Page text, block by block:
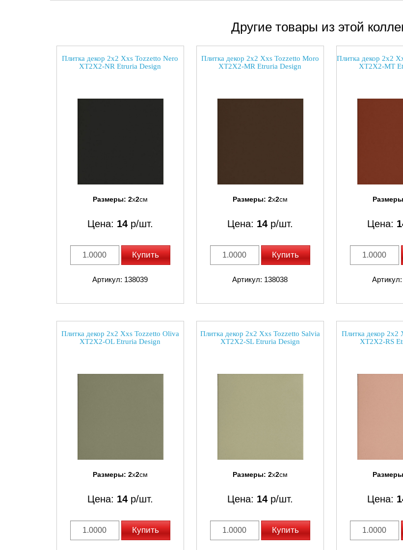
Другие товары из этой
Плитка декор 2x2 Xxs Tozzetto Nero
XT2X2-NR Etruria Design
Размеры: 2x2см
Цена: 14р/шт.
Купить
Артикул: 138039
Плитка декор 2x2 Xxs Tozzetto Moro
XT2X2-MR Etruria Design
Размеры: 2x2см
Цена: 14р/шт.
Купить
Артикул: 138038
Плитка декор 2x2
XT2X2-MT
Цена:
Плитка декор 2x2 Xxs Tozzetto Oliva
XT2X2-OL Etruria Design
Размеры: 2x2см
Цена: 14р/шт.
Купить
Плитка декор 2x2 Xxs Tozzetto Salvia
XT2X2-SL Etruria Design
Размеры: 2x2см
Цена: 14р/шт.
Купить
Плитка декор 2x2
XT2X2-RS
Цена: